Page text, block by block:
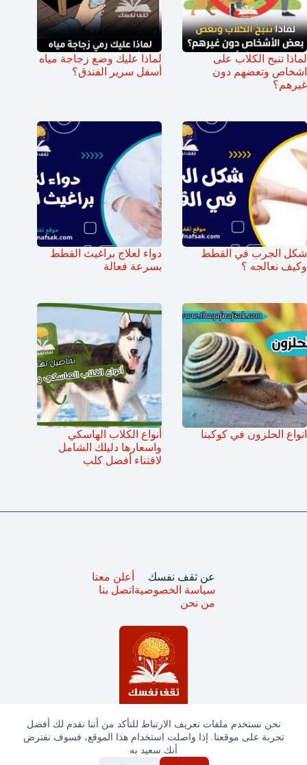
نحن نستخدم ملفات تعريف الارتباط للتأكد من أننا نقدم لك أفضل
تجربة على موقعنا. إذا واصلت استخدام هذا الموقع، فسوف نفترض
أنك سعيد به
لماذا تنبح الكلاب على
اشخاص وتعضهم دون
غيرهم؟
لماذا عليك وضع زجاجة مياه
أسفل سرير الفندق؟
شكل الجرب في القطط
وكيف نعالجه ؟
دواء لعلاج براغيث القطط
بسرعة فعالة
انواع الحلزون في كوكبنا
أنواع الكلاب الهاسكي
واسعارها دليلك الشامل
لاقتناء أفضل كلب
جميع الحقوق محفوظة © ثقف نفسك 2025
عن ثقف نفسك
سياسة الخصوصية
من نحن
أعلن معنا
اتصل بنا